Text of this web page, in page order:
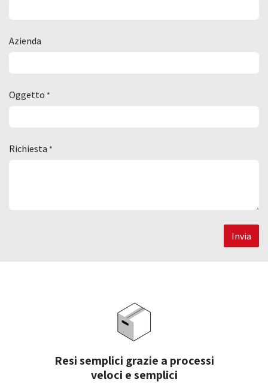
Azienda
Oggetto *
Richiesta *
Invia
Resi semplici grazie a processi
veloci e semplici